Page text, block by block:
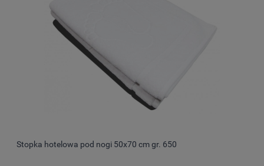
Stopka hotelowa pod nogi 50x70 cm gr. 650